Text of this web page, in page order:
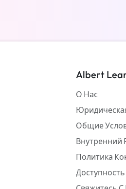
Albert
О Нас
Общие
Внутренний
Политика
Доступность